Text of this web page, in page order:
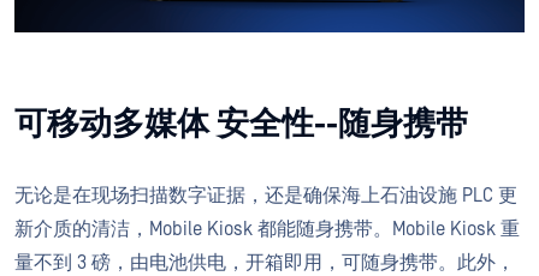
可移动多媒体 安全性--随身携带
无论是在现场扫描数字证据，还是确保海上石油设施 PLC 更
新介质的清洁，Mobile Kiosk 都能随身携带。Mobile Kiosk 重
量不到 3 磅，由电池供电，开箱即用，可随身携带。此外，